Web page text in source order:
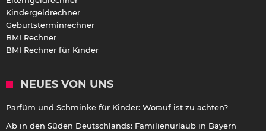
Kindergeldrechner
Geburtsterminrechner
BMI Rechner
BMI Rechner für Kinder
NEUES VON UNS
Parfüm und Schminke für Kinder: Worauf ist zu achten?
Ab in den Süden Deutschlands: Familienurlaub in Bayern